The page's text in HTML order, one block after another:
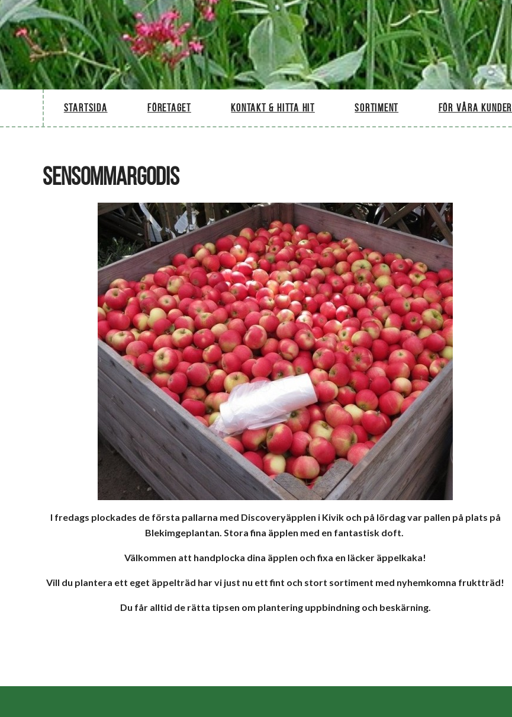
Startsida Företaget Kontakt & hitta hit Sortiment För våra kunder
SENSOMMARGODIS
I fredags plockades de första pallarna med Discoveryäpplen i Kivik och på lördag var pallen på plats på
Blekimgeplantan. Stora fina äpplen med en fantastisk doft.
Välkommen att handplocka dina äpplen och fixa en läcker äppelkaka!
Vill du plantera ett eget äppelträd har vi just nu ett fint och stort sortiment med nyhemkomna fruktträd!
Du får alltid de rätta tipsen om plantering uppbindning och beskärning.